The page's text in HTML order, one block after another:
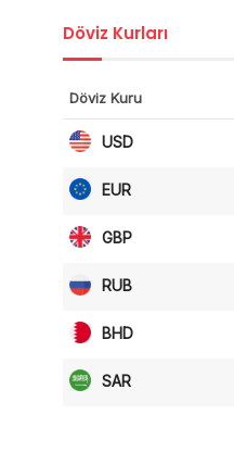
Döviz Kurları
Döviz Kuru
USD
EUR
GBP
RUB
BHD
SAR